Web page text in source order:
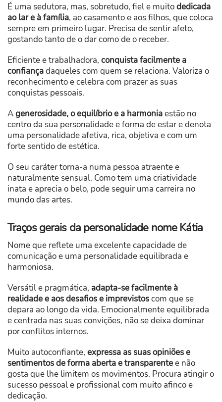
É uma sedutora, mas, sobretudo, fiel e muitodedicada
ao lar e à família, ao casamento e aos filhos, que coloca
sempre em primeiro lugar. Precisa de sentir afeto,
gostando tanto de o dar como de o receber.
Eficiente e trabalhadora, conquista facilmente a
confiançadaqueles com quem se relaciona. Valoriza o
reconhecimento e celebra com prazer as suas
conquistas pessoais.
Agenerosidade, o equilíbrio e a harmoniaestão no
centro da sua personalidade e forma de estar e denota
uma personalidade afetiva, rica, objetiva e com um
forte sentido de estética.
O seu caráter torna-a numa pessoa atraente e
naturalmente sensual. Como tem uma criatividade
inata e aprecia o belo, pode seguir uma carreira no
mundo das artes.
Traços gerais da personalidade nome Kátia
Nome que reflete uma excelente capacidade de
comunicação e uma personalidade equilibrada e
harmoniosa.
Versátil e pragmática, adapta-se facilmente à
realidade e aos desafios e imprevistoscom que se
depara ao longo da vida. Emocionalmente equilibrada
e centrada nas suas convições, não se deixa dominar
por conflitos internos.
Muito autoconfiante, expressa as suas opiniões e
sentimentos de forma aberta e transparentee não
gosta que lhe limitem os movimentos. Procura atingir o
sucesso pessoal e profissional com muito afinco e
dedicação.